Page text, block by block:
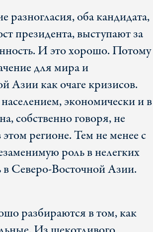
разногласия, оба кандидата,
президента, выступают за
И это хорошо. Потому
для мира и
Азии как очаге кризисов.
экономически и в
собственно говоря, не
регионе. Тем не менее с
роль в нелегких
в Северо-Восточной Азии.
разбираются в том, как